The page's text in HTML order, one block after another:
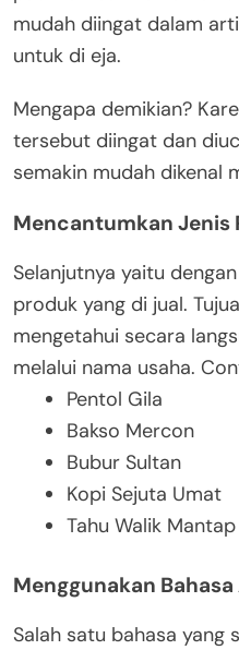
mudah diingat dalam
untuk di eja.
Mengapa demikian?
tersebut diingat dan
semakin mudah dikenal
Mencantumkan Jenis
Selanjutnya yaitu
produk yang di jual.
mengetahui secara
melalui nama usaha.
Pentol Gila
Bakso Mercon
Bubur Sultan
Kopi Sejuta Umat
Tahu Walik Mantap
Menggunakan Bahasa
Salah satu bahasa yang